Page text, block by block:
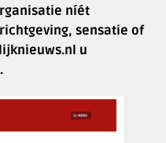
níét
sensatie of
u